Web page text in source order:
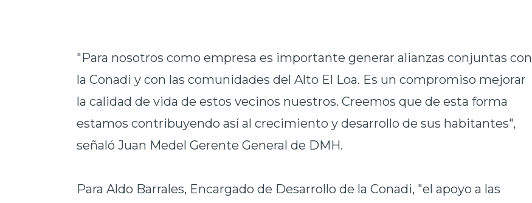
"Para nosotros como empresa es importante generar alianzas conjuntas con
la Conadi y con las comunidades del Alto El Loa. Es un compromiso mejorar
la calidad de vida de estos vecinos nuestros. Creemos que de esta forma
estamos contribuyendo así al crecimiento y desarrollo de sus habitantes",
señaló Juan Medel Gerente General de DMH.
Para Aldo Barrales, Encargado de Desarrollo de la Conadi, "el apoyo a las